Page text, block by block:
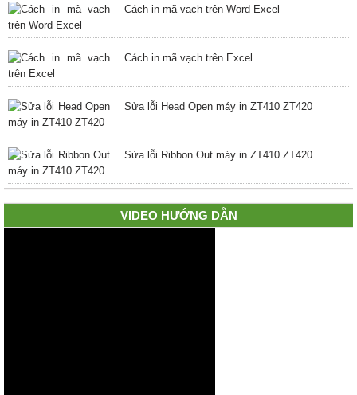
Cách in mã vạch trên Word Excel
Cách in mã vạch trên Excel
Sửa lỗi Head Open máy in ZT410 ZT420
Sửa lỗi Ribbon Out máy in ZT410 ZT420
VIDEO HƯỚNG DẪN